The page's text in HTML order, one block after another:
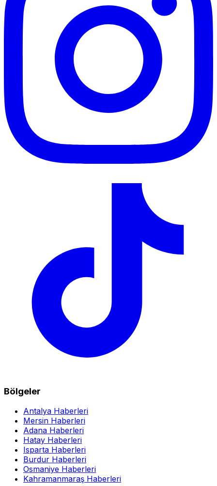
Bölgeler
Antalya Haberleri
Mersin Haberleri
Adana Haberleri
Hatay Haberleri
Isparta Haberleri
Burdur Haberleri
Osmaniye Haberleri
Kahramanmaraş Haberleri